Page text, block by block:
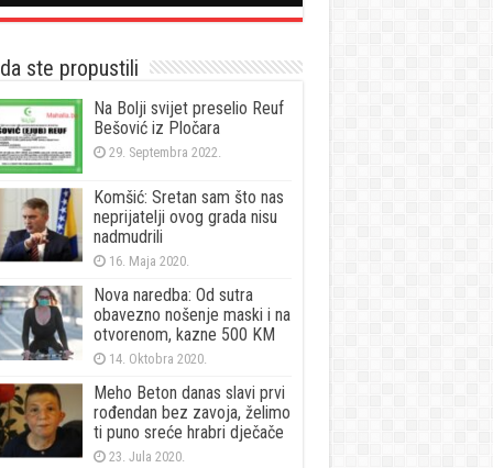
ste propustili
Na Bolji svijet preselio Reuf
Bešović iz Pločara
29. Septembra 2022.
Komšić: Sretan sam što nas
neprijatelji ovog grada nisu
nadmudrili
16. Maja 2020.
Nova naredba: Od sutra
obavezno nošenje maski i na
otvorenom, kazne 500 KM
14. Oktobra 2020.
Meho Beton danas slavi prvi
rođendan bez zavoja, želimo
ti puno sreće hrabri dječače
23. Jula 2020.